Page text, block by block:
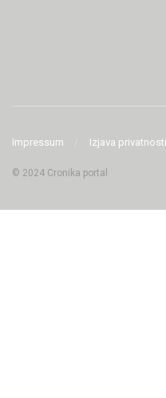
Impressum Izjava privatnosti
© 2024 Cronika portal